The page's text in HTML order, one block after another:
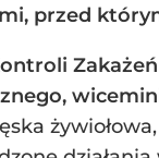
przed